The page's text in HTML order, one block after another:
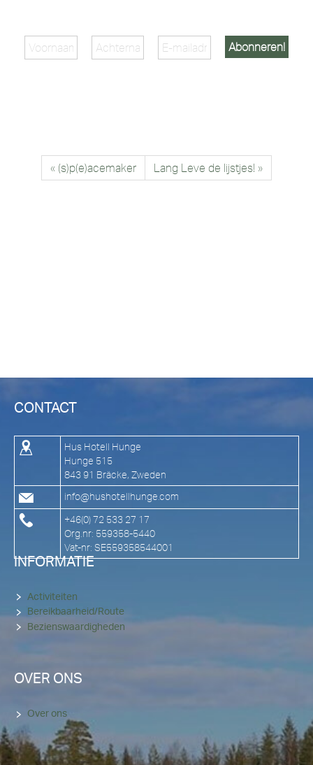
« (s)p(e)acemaker Lang Leve de lijstjes! »
CONTACT
Hus Hotell Hunge
Hunge 515
843 91 Bräcke, Zweden
info@hushotellhunge.com
+46(0) 72 533 27 17
Org.nr: 559358-5440
Vat-nr: SE559358544001
INFORMATIE
Activiteiten
Bereikbaarheid/Route
Bezienswaardigheden
OVER ONS
Over ons